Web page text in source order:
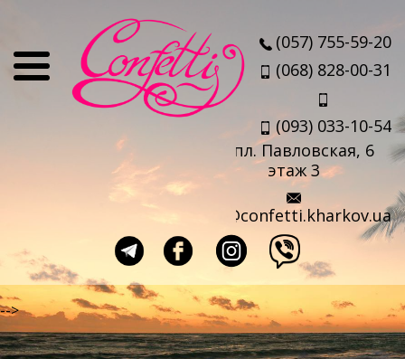
Отзывы
Выезд агента
Прокат чемоданов
Такси в аэропорт
(057) 755-59-20
(068) 828-00-31
(093) 033-10-54
пл. Павловская, 6
этаж 3
info@confetti.kharkov.ua
-->